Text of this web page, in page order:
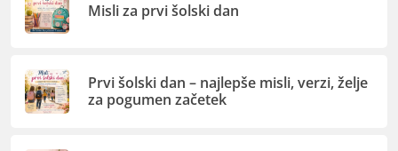
Misli za prvi šolski dan
Prvi šolski dan – najlepše misli, verzi, želje
za pogumen začetek